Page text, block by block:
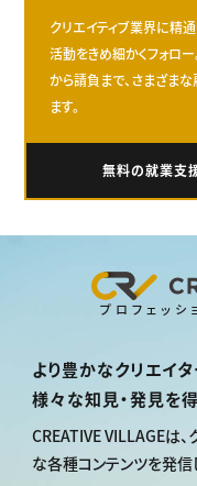
クリエイティブ業界に精
活動をきめ細かくフォロ
から請負まで、さまざま
ます。
無料の就業支
プロフェッ
より豊かなクリエイタ
様々な知見・発見を得
CREATIVE VILLAGEは、
な各種コンテンツを発信